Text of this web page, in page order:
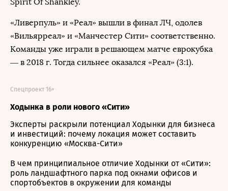
«Ливерпуль» и «Реал» вышли в финал ЛЧ, одолев
«Вильярреал» и «Манчестер Сити» соответственно.
Команды уже играли в решающем матче еврокубка
— в 2018 г. Тогда сильнее оказался «Реал» (3:1).
Ходынка в роли нового «Сити»
Спецпроект 16+
Эксперты раскрыли потенциал Ходынки для бизнеса
и инвестиций: почему локация может составить
конкуренцию «Москва-Сити»
В чем принципиальное отличие Ходынки от «Сити»:
роль ландшафтного парка под окнами офисов и
спортобъектов в окружении для команды